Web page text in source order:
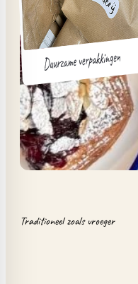
Traditioneel zoals vroeger